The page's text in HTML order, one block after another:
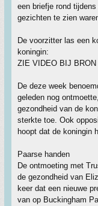
een briefje rond
gezichten te zien
De voorzitter las een
koningin:
ZIE VIDEO BIJ BRON
De deze week
geleden nog
gezondheid van de
sterkte toe. Ook
hoopt dat de koningin
Paarse handen
De ontmoeting met
de gezondheid van
keer dat een nieuwe
van op Buckingham